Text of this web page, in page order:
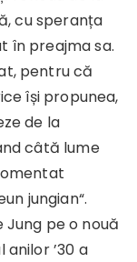
cu speranța
în preajma sa.
pentru că
își propunea,
de la
câtă lume
jungian“.
Jung pe o nouă
’30 a